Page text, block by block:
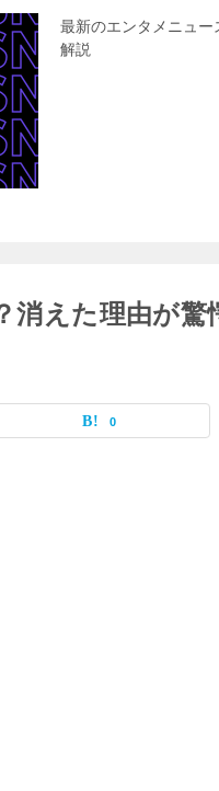
最新のエンタメニュー
解説
消えた理由が驚
0